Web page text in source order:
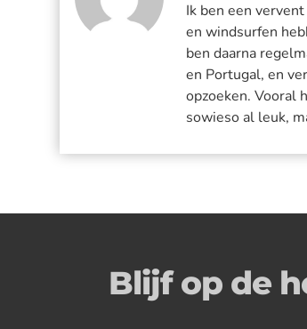
Ik ben een
en windsurfen
ben daarna
en Portugal, en
opzoeken. Vooral
sowieso al leuk,
Blijf op de